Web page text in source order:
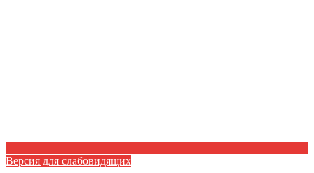
Версия для слабовидящих